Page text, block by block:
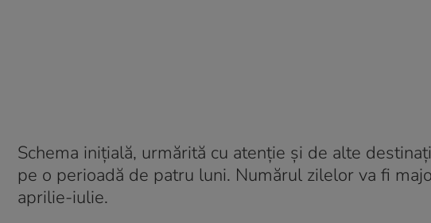
Schema iniţială, urmărită cu atenţie şi de alte
pe o perioadă de patru luni. Numărul zilelor va fi
aprilie-iulie.